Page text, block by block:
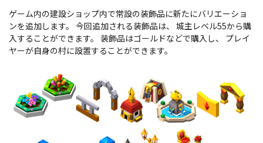
ゲーム内の建設ショップ内で常設の装飾品に新たにバリエーショ
ンを追加します。 今回追加される装飾品は、 城主レベル55から購
入することができます。 装飾品はゴールドなどで購入し、 プレイ
ヤーが自身の村に設置することができます。